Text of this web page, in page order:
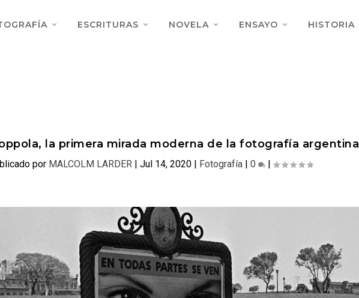
ESCRITURAS NOVELA ENSAYO HISTORIA
la primera mirada moderna de la fotografía argentina
por MALCOLM LARDER |Jul 14, 2020 | Fotografía |0 |